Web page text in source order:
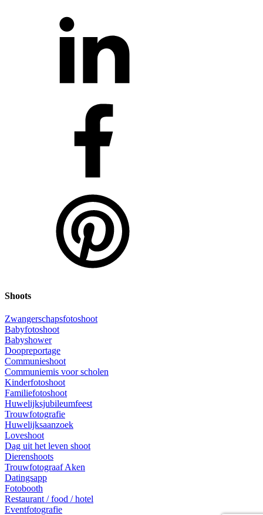
Shoots
Zwangerschapsfotoshoot
Babyfotoshoot
Babyshower
Doopreportage
Communieshoot
Communiemis voor scholen
Kinderfotoshoot
Familiefotoshoot
Huwelijksjubileumfeest
Trouwfotografie
Huwelijksaanzoek
Loveshoot
Dag uit het leven shoot
Dierenshoots
Trouwfotograaf Aken
Datingsapp
Fotobooth
Restaurant / food / hotel
Eventfotografie